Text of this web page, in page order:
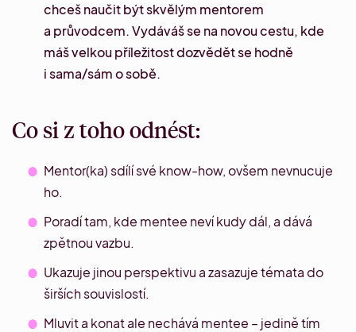
chceš naučit být skvělým mentorem
a průvodcem. Vydáváš se na novou cestu, kde
máš velkou příležitost dozvědět se hodně
i sama/sám o sobě.
Co si z toho odnést:
Mentor(ka) sdílí své know-how, ovšem nevnucuje
ho.
Poradí tam, kde mentee neví kudy dál, a dává
zpětnou vazbu.
Ukazuje jinou perspektivu a zasazuje témata do
širších souvislostí.
Mluvit a konat ale nechává mentee – jedině tím